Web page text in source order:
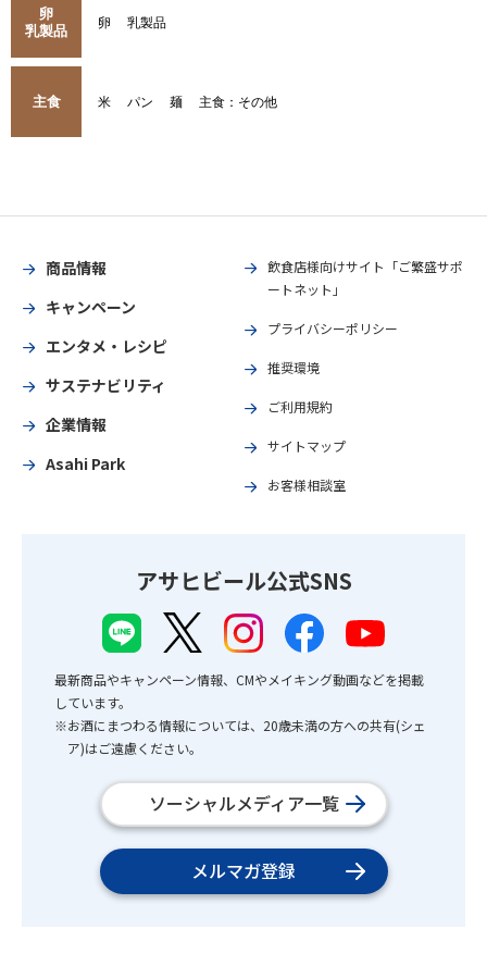
卵
乳製品
卵 乳製品
主食 米 パン 麺 主食：その他
商品情報
キャンペーン
エンタメ・レシピ
サステナビリティ
企業情報
Asahi Park
飲食店様向けサイト「ご繁盛サポ
ートネット」
プライバシーポリシー
推奨環境
ご利用規約
サイトマップ
お客様相談室
アサヒビール公式SNS
最新商品やキャンペーン情報、CMやメイキング動画などを掲載
しています。
※お酒にまつわる情報については、20歳未満の方への共有(シェ
ア)はご遠慮ください。
ソーシャルメディア一覧
メルマガ登録